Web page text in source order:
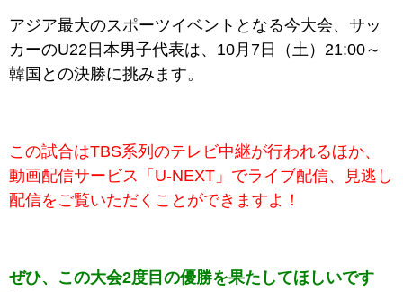
アジア最大のスポーツイベントとなる今大会、サッ
カーのU22日本男子代表は、10月7日（土）21:00～
韓国との決勝に挑みます。
この試合はTBS系列のテレビ中継が行われるほか、
動画配信サービス「U-NEXT」でライブ配信、見逃し
配信をご覧いただくことができますよ！
ぜひ、この大会2度目の優勝を果たしてほしいです